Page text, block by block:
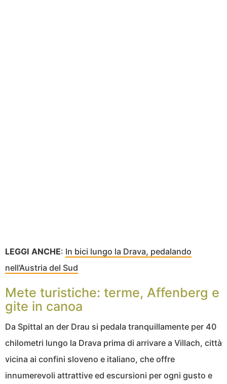
LEGGI ANCHE: In bici lungo la Drava, pedalando
nell’Austria del Sud
Mete turistiche: terme, Affenberg e
gite in canoa
Da Spittal an der Drau si pedala tranquillamente per 40
chilometri lungo la Drava prima di arrivare a Villach, città
vicina ai confini sloveno e italiano, che offre
innumerevoli attrattive ed escursioni per ogni gusto e